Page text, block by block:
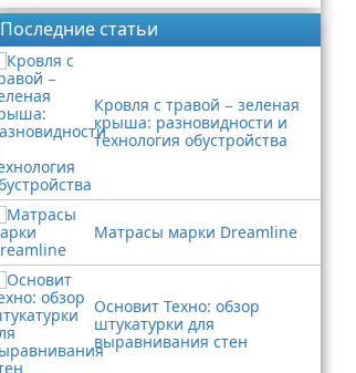
Последние статьи
Кровля с травой − зеленая
крыша: разновидности и
технология обустройства
Матрасы марки Dreamline
Основит Техно: обзор
штукатурки для
выравнивания стен